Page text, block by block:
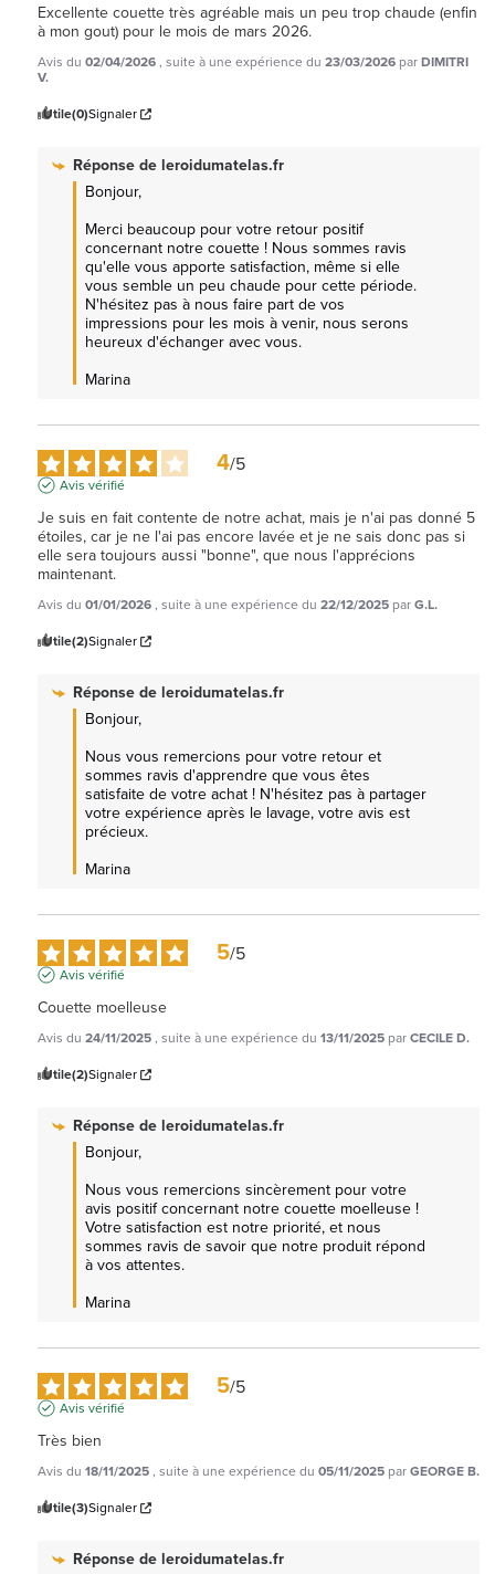
Excellente couette très agréable mais un peu trop chaude (enfin
à mon gout) pour le mois de mars 2026.
Avis du 02/04/2026, suite à une expérience du 23/03/2026 parDIMITRI
V.
Utile(0)Signaler
Réponse deleroidumatelas.fr
Bonjour,
Merci beaucoup pour votre retour positif
concernant notre couette ! Nous sommes ravis
qu'elle vous apporte satisfaction, même si elle
vous semble un peu chaude pour cette période.
N'hésitez pas à nous faire part de vos
impressions pour les mois à venir, nous serons
heureux d'échanger avec vous.
Marina
4/5
Avis vérifié
Je suis en fait contente de notre achat, mais je n'ai pas donné 5
étoiles, car je ne l'ai pas encore lavée et je ne sais donc pas si
elle sera toujours aussi "bonne", que nous l'apprécions
maintenant.
Avis du 01/01/2026, suite à une expérience du 22/12/2025 parG.L.
Utile(2)Signaler
Réponse deleroidumatelas.fr
Bonjour,
Nous vous remercions pour votre retour et
sommes ravis d'apprendre que vous êtes
satisfaite de votre achat ! N'hésitez pas à partager
votre expérience après le lavage, votre avis est
précieux.
Marina
5/5
Avis vérifié
Couette moelleuse
Avis du 24/11/2025, suite à une expérience du 13/11/2025 parCECILE D.
Utile(2)Signaler
Réponse deleroidumatelas.fr
Bonjour,
Nous vous remercions sincèrement pour votre
avis positif concernant notre couette moelleuse !
Votre satisfaction est notre priorité, et nous
sommes ravis de savoir que notre produit répond
à vos attentes.
Marina
5/5
Avis vérifié
Très bien
Avis du 18/11/2025, suite à une expérience du 05/11/2025 parGEORGE B.
Utile(3)Signaler
Réponse deleroidumatelas.fr